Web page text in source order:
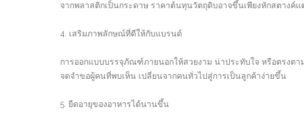
จากพลาสติกเป็นกระดาษ ราคาต้นทุนวัตถุดิบอาจขึ้นเพียงหักสตางค์
4. เสริมภาพลักษณ์ที่ดีให้กับแบรนด์
การออกแบบบรรจุภัณฑ์ภายนอกให้สวยงาม น่าประทับใจ หรือตรงต
จดจำขอผู้คนที่พบเห็น เปลี่ยนจากคนทั่วไปสู่การเป็นลูกค้าง่ายขึ้น
5. ยืดอายุของอาหารได้นานขึ้น